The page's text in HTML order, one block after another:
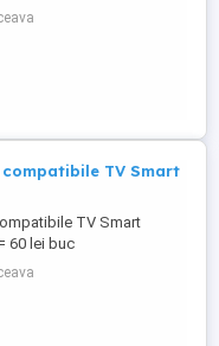
foarte buna, folosit
functional. Este un
pentru tehnologia
care proiecteaza
in culorile imaginii si
compatibile TV Smart
TV Smart
60 lei buc